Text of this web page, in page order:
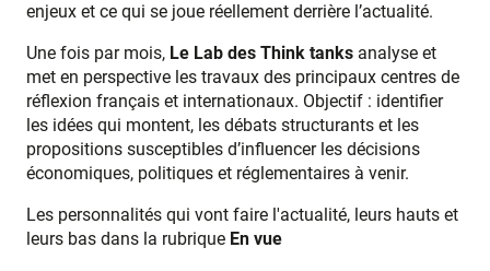
enjeux et ce qui se joue réellement derrière l’actualité.
Une fois par mois, Le Lab des Think tanks analyse et
met en perspective les travaux des principaux centres de
réflexion français et internationaux. Objectif : identifier
les idées qui montent, les débats structurants et les
propositions susceptibles d’influencer les décisions
économiques, politiques et réglementaires à venir.
Les personnalités qui vont faire l'actualité, leurs hauts et
leurs bas dans la rubrique En vue